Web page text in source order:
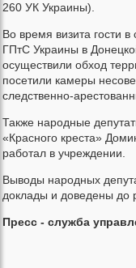
260 УК Украины).
Во время визита гости
ГПтС Украины в
осуществили обход
посетили камеры
следственно-
Также народные
«Красного креста»
работал в учреждении.
Выводы народных
доклады и доведены до
Пресс - служба